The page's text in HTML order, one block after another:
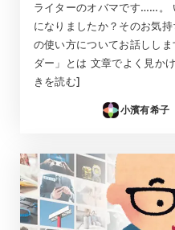
ライターのオバマです……
になりましたか？そのお気
の使い方についてお話しし
ダー」とは 文章でよく見か
きを読む]
小濱有希子